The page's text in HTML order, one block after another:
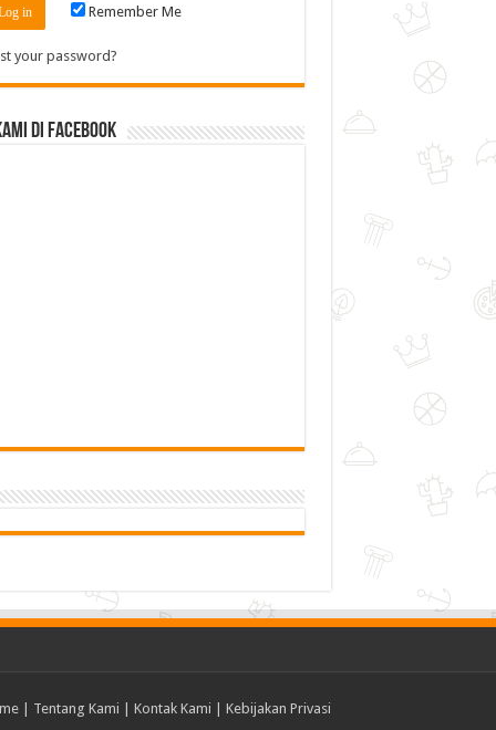
Remember Me
your password?
di Facebook
| Tentang Kami Kontak Kami Kebijakan Privasi